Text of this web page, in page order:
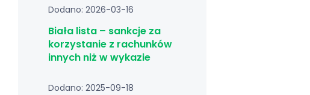
Dodano: 2026-03-16
Biała lista – sankcje za
korzystanie z rachunków
innych niż w wykazie
Dodano: 2025-09-18